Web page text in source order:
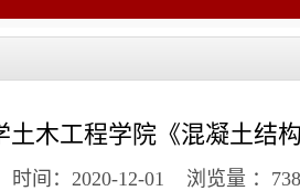
木工程学院《混凝土结
时间：2020-12-01 浏览量 ： 738